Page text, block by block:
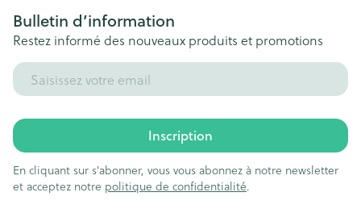
Bulletin d’information
Restez informé des nouveaux produits et promotions
Adresse mail
Inscription
En cliquant sur s'abonner, vous vous abonnez à notre newsletter
et acceptez notre politique de confidentialité.